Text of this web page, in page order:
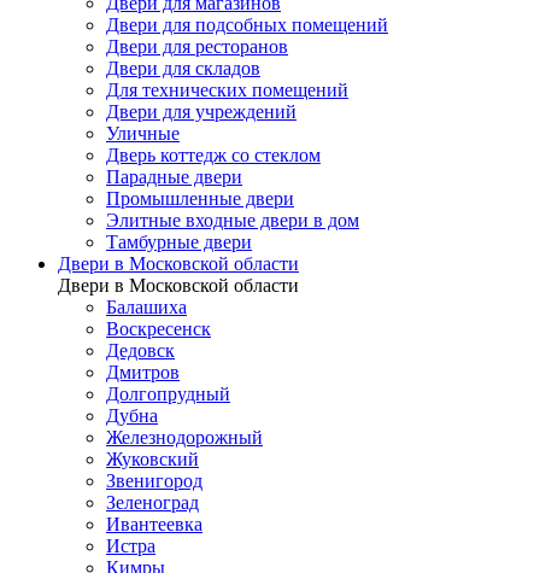
Двери для подсобных помещений
Двери для ресторанов
Двери для складов
Для технических помещений
Двери для учреждений
Уличные
Дверь коттедж со стеклом
Парадные двери
Промышленные двери
Элитные входные двери в дом
Тамбурные двери
Двери в Московской области
Двери в Московской области
Балашиха
Воскресенск
Дедовск
Дмитров
Долгопрудный
Дубна
Железнодорожный
Жуковский
Звенигород
Зеленоград
Ивантеевка
Истра
Кимры